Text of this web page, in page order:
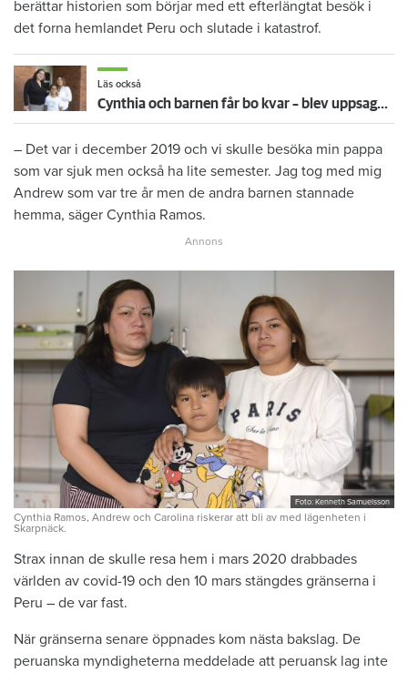
berättar historien som börjar med ett efterlängtat besök i
det forna hemlandet Peru och slutade i katastrof.
Läs också
Cynthia och barnen får bo kvar – blev uppsagd efter femårig ofrivillig utlandsvistelse
– Det var i december 2019 och vi skulle besöka min pappa
som var sjuk men också ha lite semester. Jag tog med mig
Andrew som var tre år men de andra barnen stannade
hemma, säger Cynthia Ramos.
Foto: Kenneth Samuelsson
Cynthia Ramos, Andrew och Carolina riskerar att bli av med lägenheten i
Skarpnäck.
Strax innan de skulle resa hem i mars 2020 drabbades
världen av covid-19 och den 10 mars stängdes gränserna i
Peru – de var fast.
När gränserna senare öppnades kom nästa bakslag. De
peruanska myndigheterna meddelade att peruansk lag inte